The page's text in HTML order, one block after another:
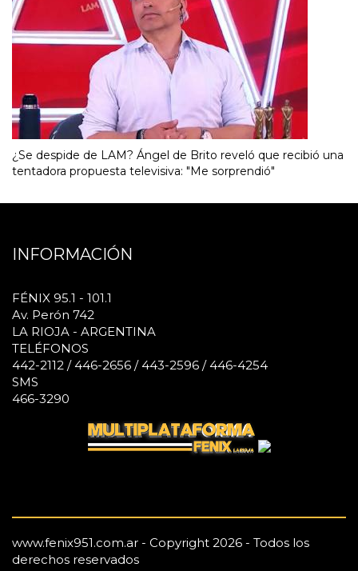
¿Se despide de LAM? Ángel de Brito reveló que recibió una
tentadora propuesta televisiva: "Me sorprendió"
INFORMACIÓN
FÉNIX 95.1 - 101.1
Av. Perón 742
LA RIOJA - ARGENTINA
TELÉFONOS
442-2112 / 446-2656 / 443-2596 / 446-4254
SMS
466-3290
www.fenix951.com.ar - Copyright 2026 - Todos los
derechos reservados